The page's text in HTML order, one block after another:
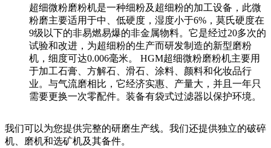
超细微粉磨粉机是一种细粉及超细粉的加工设备，此微
粉磨主要适用于中、低硬度，湿度小于6%，莫氏硬度在
9级以下的非易燃易爆的非金属物料。它是经过20多次的
试验和改进，为超细粉的生产而研发制造的新型磨粉
机，细度可达0.006毫米。 HGM超细微粉磨粉机主要用
于加工石膏、方解石、滑石、涂料、颜料和化妆品行
业。与气流磨相比，它经济实惠、产量大，并且一年只
需要更换一次零配件。装备有袋式过滤器以保护环境。
我们可以为您提供完整的研磨生产线。我们还提供独立的破碎
机、磨机和选矿机及其备件。